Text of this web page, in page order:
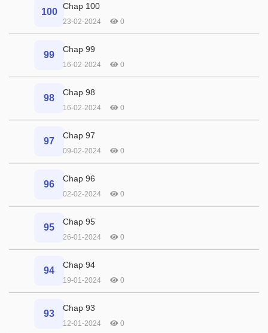
100
Chap 100
23-02-2024 0
99
Chap 99
16-02-2024 0
98
Chap 98
16-02-2024 0
97
Chap 97
09-02-2024 0
96
Chap 96
02-02-2024 0
95
Chap 95
26-01-2024 0
94
Chap 94
19-01-2024 0
93
Chap 93
12-01-2024 0